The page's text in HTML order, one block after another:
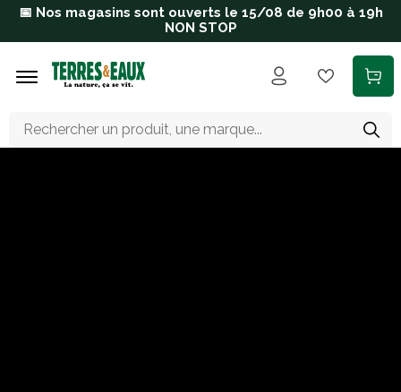
Aller au contenu principal
📅 Nos magasins sont ouverts le 15/08 de 9h00 à 19h
NON STOP